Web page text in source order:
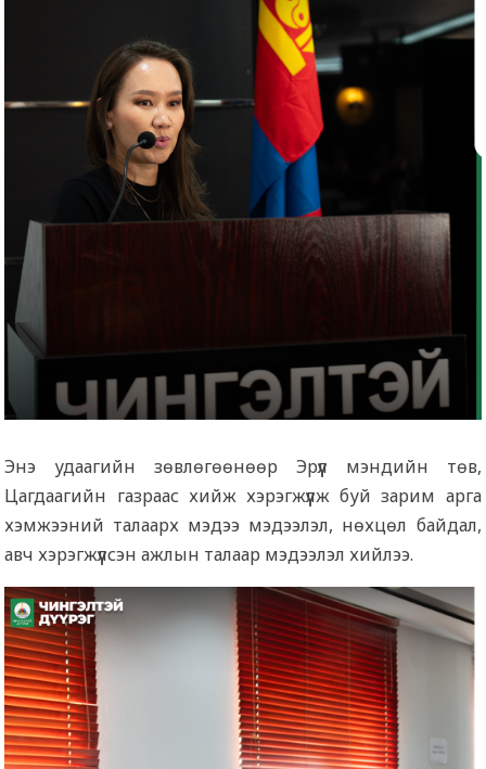
Энэ удаагийн зөвлөгөөнөөр Эрүүл мэндийн төв,
Цагдаагийн газраас хийж хэрэгжүүлж буй зарим арга
хэмжээний талаарх мэдээ мэдээлэл, нөхцөл байдал,
авч хэрэгжүүлсэн ажлын талаар мэдээлэл хийлээ.